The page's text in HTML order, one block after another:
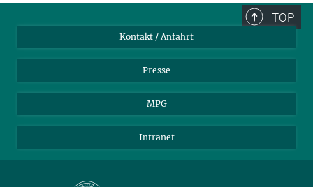
TOP
Kontakt / Anfahrt
Presse
MPG
Intranet